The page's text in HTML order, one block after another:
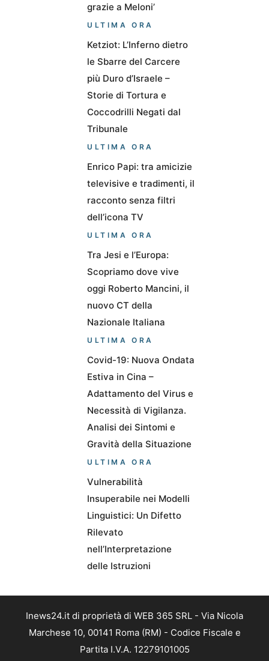
grazie a Meloni’
ULTIMA ORA
Ketziot: L’Inferno dietro
le Sbarre del Carcere
più Duro d’Israele –
Storie di Tortura e
Coccodrilli Negati dal
Tribunale
ULTIMA ORA
Enrico Papi: tra amicizie
televisive e tradimenti, il
racconto senza filtri
dell’icona TV
ULTIMA ORA
Tra Jesi e l’Europa:
Scopriamo dove vive
oggi Roberto Mancini, il
nuovo CT della
Nazionale Italiana
ULTIMA ORA
Covid-19: Nuova Ondata
Estiva in Cina –
Adattamento del Virus e
Necessità di Vigilanza.
Analisi dei Sintomi e
Gravità della Situazione
ULTIMA ORA
Vulnerabilità
Insuperabile nei Modelli
Linguistici: Un Difetto
Rilevato
nell’Interpretazione
delle Istruzioni
Inews24.it di proprietà di WEB 365 SRL - Via Nicola
Marchese 10, 00141 Roma (RM) - Codice Fiscale e
Partita I.V.A. 12279101005